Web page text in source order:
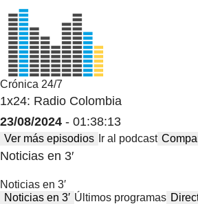
Crónica 24/7
1x24: Radio Colombia
23/08/2024 - 01:38:13
Ver más episodios Ir al podcast
Noticias en 3′
Noticias en 3′
Noticias en 3′ Últimos programas